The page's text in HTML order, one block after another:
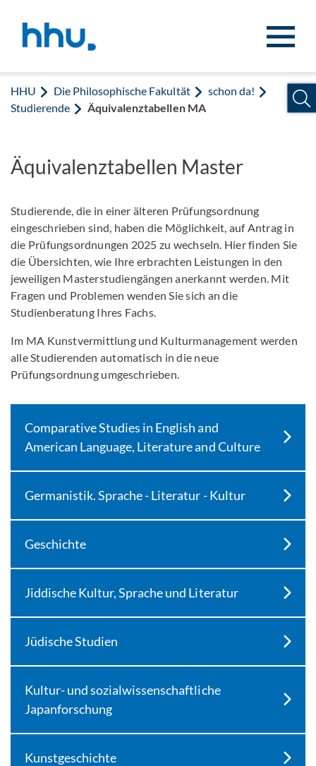
HHU Die Philosophische Fakultät
schon da!
Studierende
Äquivalenztabellen MA
Äquivalenztabellen Master
Studierende, die in einer älteren Prüfungsordnung
eingeschrieben sind, haben die Möglichkeit, auf Antrag in
die Prüfungsordnungen 2025 zu wechseln. Hier finden Sie
die Übersichten, wie Ihre erbrachten Leistungen in den
jeweiligen Masterstudiengängen anerkannt werden. Mit
Fragen und Problemen wenden Sie sich an die
Studienberatung Ihres Fachs.
Im MA Kunstvermittlung und Kulturmanagement werden
alle Studierenden automatisch in die neue
Prüfungsordnung umgeschrieben.
Comparative Studies in English and
American Language, Literature and Culture
Germanistik. Sprache - Literatur - Kultur
Geschichte
Jiddische Kultur, Sprache und Literatur
Jüdische Studien
Kultur- und sozialwissenschaftliche
Japanforschung
Kunstgeschichte